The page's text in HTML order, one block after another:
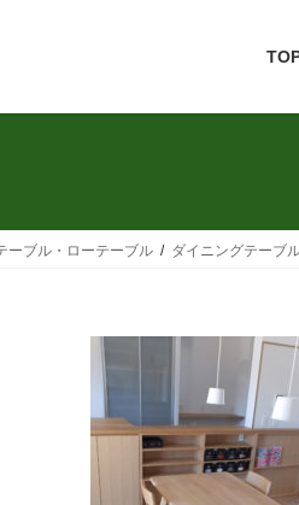
ーブル・ローテーブル ダイニングテーブ